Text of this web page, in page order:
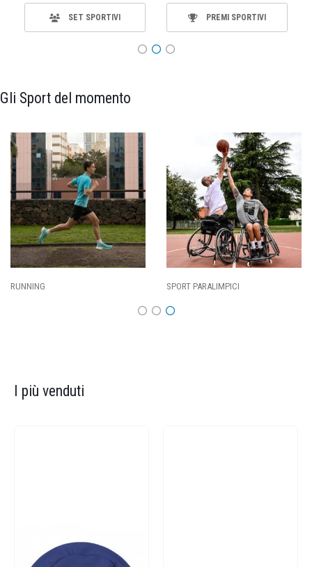
SET SPORTIVI PREMI SPORTIVI
Gli Sport del momento
SPORT PARALIMPICI
I più venduti